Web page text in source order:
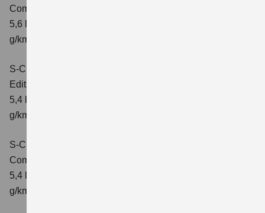
Comfort+
5,6 l/100km; kombinierter Wert der CO₂-Emission: 127
g/km; CO₂-Klasse: D
S-Cross 1.4 BOOSTERJET HYBRID
Edition
5,4 l/100 km; kombinierter Wert der CO2-Emission: 121
g/km; CO2-Klasse: D
S-Cross 1.4 BOOSTERJET HYBRID
Comfort
5,4 l/100 km; kombinierter Wert der CO2-Emission: 121
g/km; CO2-Klasse: D